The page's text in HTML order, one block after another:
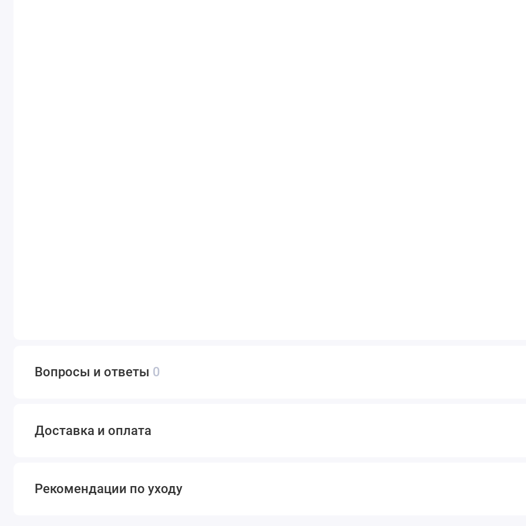
Вопросы и ответы 0
Доставка и оплата
Рекомендации по уходу